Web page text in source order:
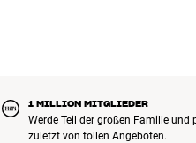
1 MILLION MITGLIEDER
Werde Teil der großen Familie
zuletzt von tollen Angeboten.